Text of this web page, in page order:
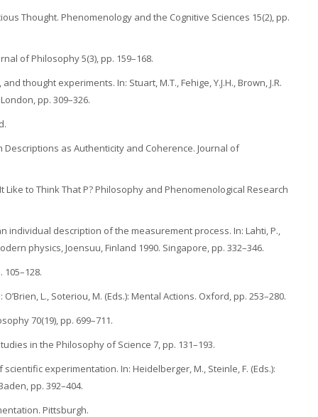
Thought. Phenomenology and the Cognitive Sciences 15(2), pp.
of Philosophy 5(3), pp. 159–168.
thought experiments. In: Stuart, M.T., Fehige, Y.J.H., Brown, J.R.
pp. 309–326.
Descriptions as Authenticity and Coherence. Journal of
Like to Think That P? Philosophy and Phenomenological Research
individual description of the measurement process. In: Lahti, P.,
physics, Joensuu, Finland 1990. Singapore, pp. 332–346.
105–128.
L., Soteriou, M. (Eds.): Mental Actions. Oxford, pp. 253–280.
70(19), pp. 699–711.
in the Philosophy of Science 7, pp. 131–193.
experimentation. In: Heidelberger, M., Steinle, F. (Eds.):
pp. 392–404.
Pittsburgh.